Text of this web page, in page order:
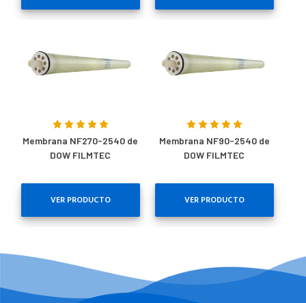
Membrana NF270-2540 de
DOW FILMTEC
VER PRODUCTO
Membrana NF90-2540 de
DOW FILMTEC
VER PRODUCTO